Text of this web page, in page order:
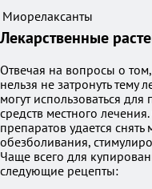
Миорелаксанты
Лекарственные
Отвечая на вопросы о
нельзя не затронуть тему
могут использоваться
средств местного
препаратов удается
обезболивания,
Чаще всего для
следующие рецепты: